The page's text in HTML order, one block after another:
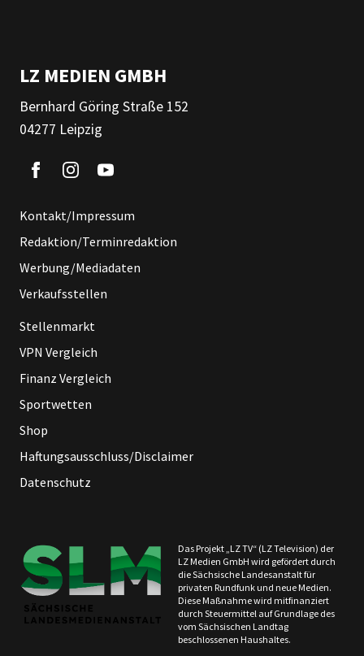
LZ MEDIEN GMBH
Bernhard Göring Straße 152
04277 Leipzig
Kontakt/Impressum
Redaktion/Terminredaktion
Werbung/Mediadaten
Verkaufsstellen
Stellenmarkt
VPN Vergleich
Finanz Vergleich
Sportwetten
Shop
Haftungsausschluss/Disclaimer
Datenschutz
Das Projekt „LZ TV“ (LZ Television) der
LZ Medien GmbH wird gefördert durch
die Sächsische Landesanstalt für
privaten Rundfunk und neue Medien.
Diese Maßnahme wird mitfinanziert
durch Steuermittel auf Grundlage des
vom Sächsischen Landtag
beschlossenen Haushaltes.